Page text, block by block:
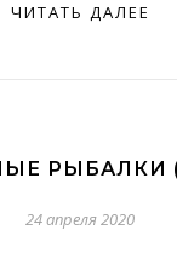
ЧИТАТЬ ДАЛЕЕ
РЫБАЛКИ
24 апреля 2020